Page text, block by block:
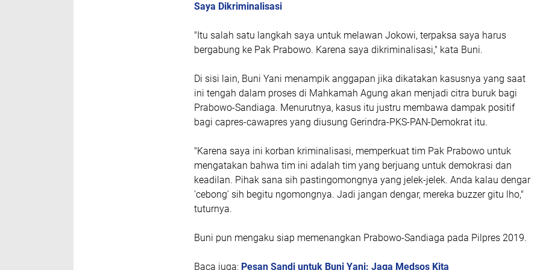
Saya Dikriminalisasi
"Itu salah satu langkah saya untuk melawan Jokowi, terpaksa saya harus
bergabung ke Pak Prabowo. Karena saya dikriminalisasi," kata Buni.
Di sisi lain, Buni Yani menampik anggapan jika dikatakan kasusnya yang saat
ini tengah dalam proses di Mahkamah Agung akan menjadi citra buruk bagi
Prabowo-Sandiaga. Menurutnya, kasus itu justru membawa dampak positif
bagi capres-cawapres yang diusung Gerindra-PKS-PAN-Demokrat itu.
"Karena saya ini korban kriminalisasi, memperkuat tim Pak Prabowo untuk
mengatakan bahwa tim ini adalah tim yang berjuang untuk demokrasi dan
keadilan. Pihak sana sih pastingomongnya yang jelek-jelek. Anda kalau dengar
'cebong' sih begitu ngomongnya. Jadi jangan dengar, mereka buzzer gitu lho,"
tuturnya.
Buni pun mengaku siap memenangkan Prabowo-Sandiaga pada Pilpres 2019.
Baca juga: Pesan Sandi untuk Buni Yani: Jaga Medsos Kita